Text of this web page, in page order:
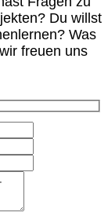
Du willst
Was
freuen uns